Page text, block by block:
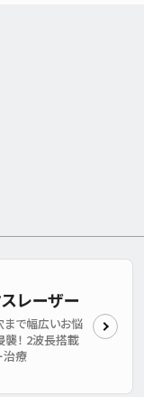
レーザー
まで幅広いお悩
！ 2波長搭載
治療